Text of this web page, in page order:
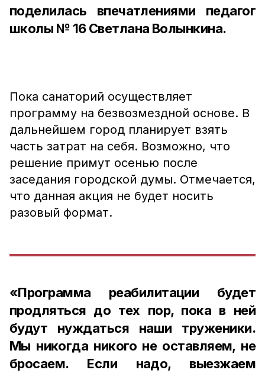
поделилась впечатлениями педагог
школы № 16 Светлана Волынкина.
Пока санаторий осуществляет
программу на безвозмездной основе. В
дальнейшем город планирует взять
часть затрат на себя. Возможно, что
решение примут осенью после
заседания городской думы. Отмечается,
что данная акция не будет носить
разовый формат.
«Программа реабилитации будет
продляться до тех пор, пока в ней
будут нуждаться наши труженики.
Мы никогда никого не оставляем, не
бросаем. Если надо, выезжаем